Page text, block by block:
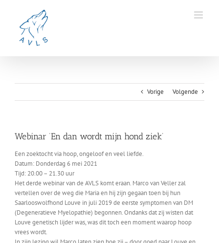
Vorige Volgende
Webinar ‘En dan wordt mijn hond ziek’
Een zoektocht via hoop, ongeloof en veel liefde.
Datum: Donderdag 6 mei 2021
Tijd: 20.00 – 21.30 uur
Het derde webinar van de AVLS komt eraan. Marco van Veller zal
vertellen over de weg die Maria en hij zijn gegaan toen bij hun
Saarlooswolfhond Louve in juli 2019 de eerste symptomen van DM
(Degeneratieve Myelopathie) begonnen. Ondanks dat zij wisten dat
Louve genetisch lijder was, was dit toch een moment waarop hoop
vrees wordt.